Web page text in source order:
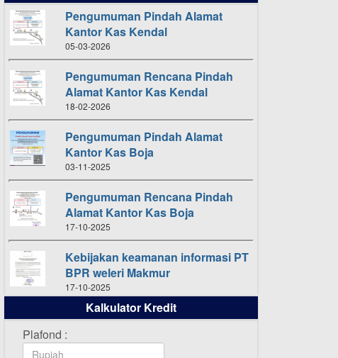
Pengumuman Pindah Alamat
Kantor Kas Kendal
05-03-2026
Pengumuman Rencana Pindah
Alamat Kantor Kas Kendal
18-02-2026
Pengumuman Pindah Alamat
Kantor Kas Boja
03-11-2025
Pengumuman Rencana Pindah
Alamat Kantor Kas Boja
17-10-2025
Kebijakan keamanan informasi PT
BPR weleri Makmur
17-10-2025
Daftar Pemenang Undian
TAMASHA Bulan Oktober 2025
16-10-2025
Kalkulator Kredit
Plafond :